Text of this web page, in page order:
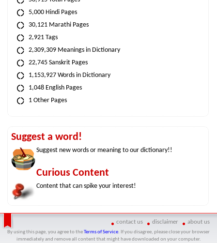
5,000 Hindi Pages
30,121 Marathi Pages
2,921 Tags
2,309,309 Meanings in Dictionary
22,745 Sanskrit Pages
1,153,927 Words in Dictionary
1,048 English Pages
1 Other Pages
Suggest a word!
Suggest new words or meaning to our dictionary!!
Curious Content
Content that can spike your interest!
contact us disclaimer about us
By using this page, you agree to the Terms of Service. If you disagree, please close your browser
immediately and remove all content that might have downloaded on your computer.